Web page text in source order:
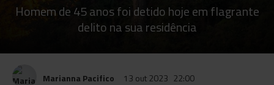
Homem de 45 anos foi detido hoje em flagrante
delito na sua residência
Marianna Pacifico 13 out 2023 22:00